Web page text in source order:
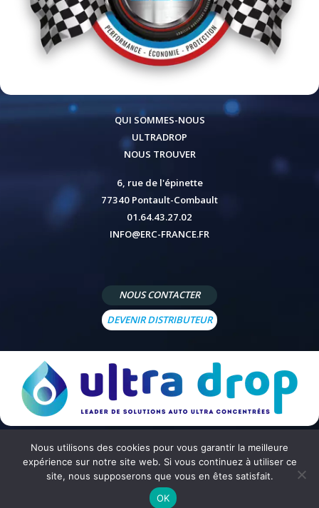
QUI SOMMES-NOUS
ULTRADROP
NOUS TROUVER
6, rue de l'épinette
77340 Pontault-Combault
01.64.43.27.02
INFO@ERC-FRANCE.FR
NOUS CONTACTER
DEVENIR DISTRIBUTEUR
© 2026 - Site réalisé par Peppermint Agency Mentions légales Politique de confidentialité
générales de vente
Nous utilisons des cookies pour vous garantir la meilleure
expérience sur notre site web. Si vous continuez à utiliser ce
site, nous supposerons que vous en êtes satisfait.
OK